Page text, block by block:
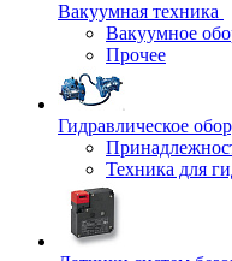
Вакуумная техника
Вакуумное
Прочее
Гидравлическое
Техника для